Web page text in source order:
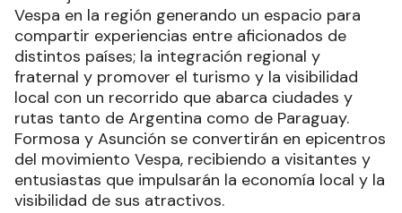
Vespa en la región generando un espacio para
compartir experiencias entre aficionados de
distintos países; la integración regional y
fraternal y promover el turismo y la visibilidad
local con un recorrido que abarca ciudades y
rutas tanto de Argentina como de Paraguay.
Formosa y Asunción se convertirán en epicentros
del movimiento Vespa, recibiendo a visitantes y
entusiastas que impulsarán la economía local y la
visibilidad de sus atractivos.